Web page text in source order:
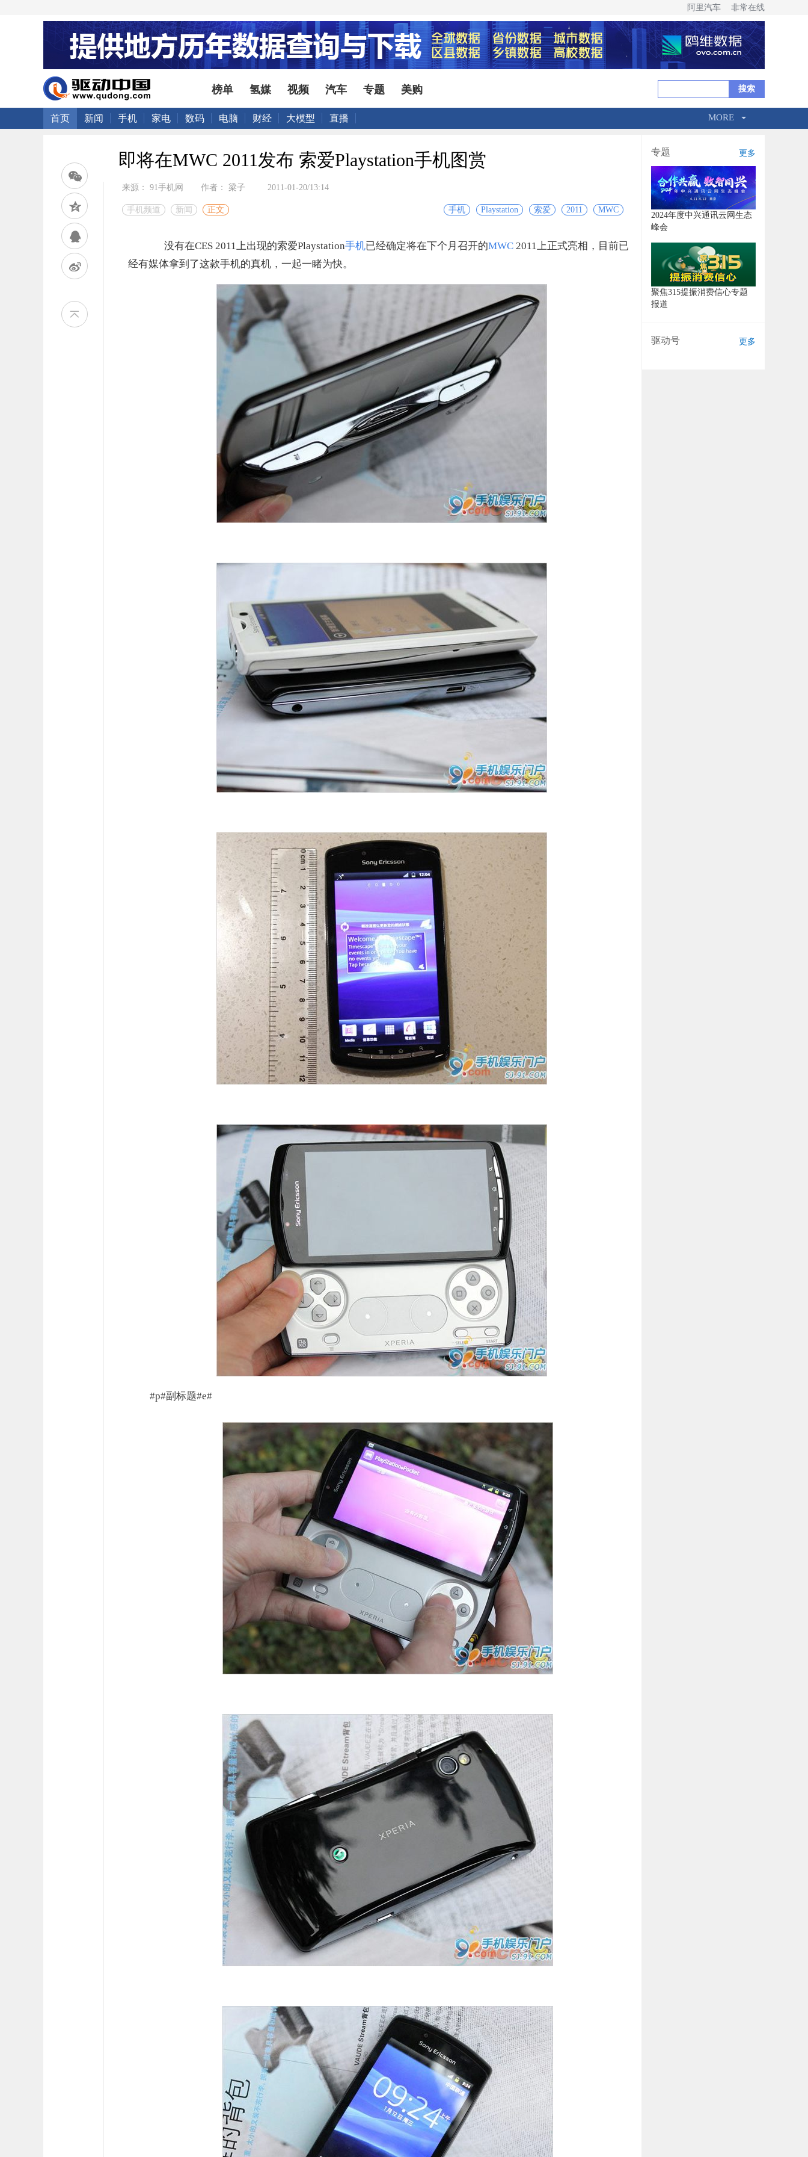
阿里汽车 非常在线
榜单 氢媒 视频 汽车 专题 美购
首页 新闻 手机 家电 数码 电脑 财经 大模型 直播 MORE
即将在MWC 2011发布 索爱Playstation手机图赏
来源： 91手机网 作者： 梁子 2011-01-20/13:14
手机频道 新闻 正文 MWC
2011
索爱
Playstation
手机
没有在CES 2011上出现的索爱Playstation手机已经确定将在下个月召开的MWC 2011上正式亮相，目前已
经有媒体拿到了这款手机的真机，一起一睹为快。
#p#副标题#e#
专题 更多
2024年度中兴通讯云网生态
峰会
聚焦315提振消费信心专题
报道
驱动号 更多